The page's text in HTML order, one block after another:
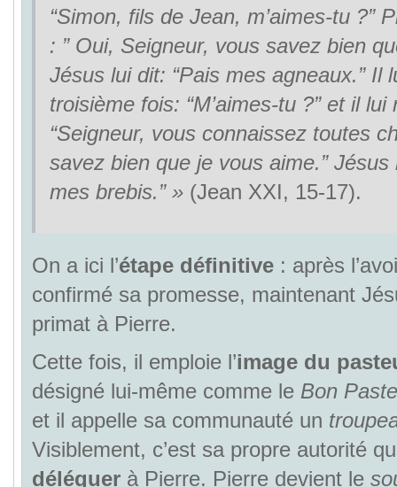
“Simon, fils de Jean, m’aimes-tu ?”
: ” Oui, Seigneur, vous savez bien
Jésus lui dit: “Pais mes agneaux.” Il
troisième fois: “M’aimes-tu ?” et il lui
“Seigneur, vous connaissez toutes
savez bien que je vous aime.” Jésus
mes brebis.” » (Jean XXI, 15-17).
On a ici l’étape définitive: après
confirmé sa promesse, maintenant
primat à Pierre.
Cette fois, il emploie l’image du
désigné lui-même comme le Bon
et il appelle sa communauté un
Visiblement, c’est sa propre autorité
déléguerà Pierre. Pierre devient le